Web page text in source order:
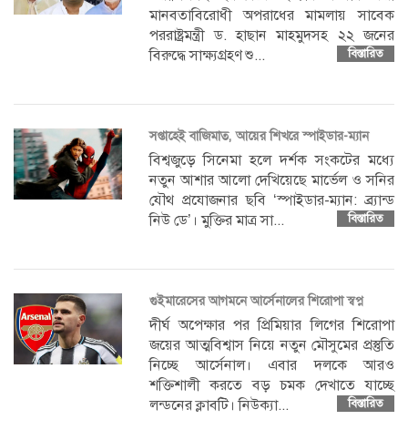
মানবতাবিরোধী অপরাধের মামলায় সাবেক
পররাষ্ট্রমন্ত্রী ড. হাছান মাহমুদসহ ২২ জনের
বিরুদ্ধে সাক্ষ্যগ্রহণ শু...
বিস্তারিত
সপ্তাহেই বাজিমাত, আয়ের শিখরে স্পাইডার-ম্যান
বিশ্বজুড়ে সিনেমা হলে দর্শক সংকটের মধ্যে
নতুন আশার আলো দেখিয়েছে মার্ভেল ও সনির
যৌথ প্রযোজনার ছবি ‘স্পাইডার-ম্যান: ব্র্যান্ড
নিউ ডে’। মুক্তির মাত্র সা...
বিস্তারিত
গুইমারেসের আগমনে আর্সেনালের শিরোপা স্বপ্ন
দীর্ঘ অপেক্ষার পর প্রিমিয়ার লিগের শিরোপা
জয়ের আত্মবিশ্বাস নিয়ে নতুন মৌসুমের প্রস্তুতি
নিচ্ছে আর্সেনাল। এবার দলকে আরও
শক্তিশালী করতে বড় চমক দেখাতে যাচ্ছে
লন্ডনের ক্লাবটি। নিউক্যা...
বিস্তারিত